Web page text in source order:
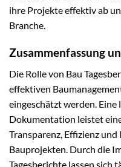
ihre Projekte effektiv ab
Branche.
Zusammenfassung
Die Rolle von Bau
effektiven
eingeschätzt werden. Eine
Dokumentation leistet
Transparenz, Effizienz
Bauprojekten. Durch die
Tagesberichte lassen sich